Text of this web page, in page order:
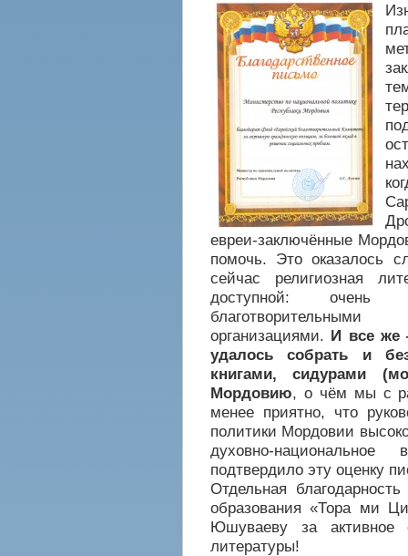
евреи-заключённые
помочь. Это оказалось
сейчас религиозная
доступной: очень
благотворительными
организациями. И все
удалось собрать и
книгами, сидурами
Мордовию, о чём мы с
менее приятно, что
политики Мордовии
духовно-
подтвердило эту оценку
Отдельная
образования «Тора ми
Юшуваеву за активное
литературы!